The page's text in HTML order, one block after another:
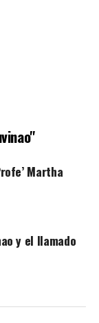
Martha
y el llamado